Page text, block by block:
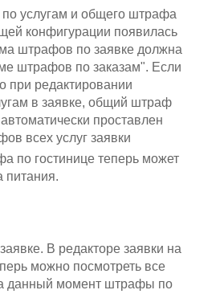
услугам и общего штрафа
конфигурации появилась
штрафов по заявке должна
штрафов по заказам". Если
при редактировании
в заявке, общий штраф
проставлен
всех услуг заявки
по гостинице теперь может
питания.
В редакторе заявки на
можно посмотреть все
данный момент штрафы по